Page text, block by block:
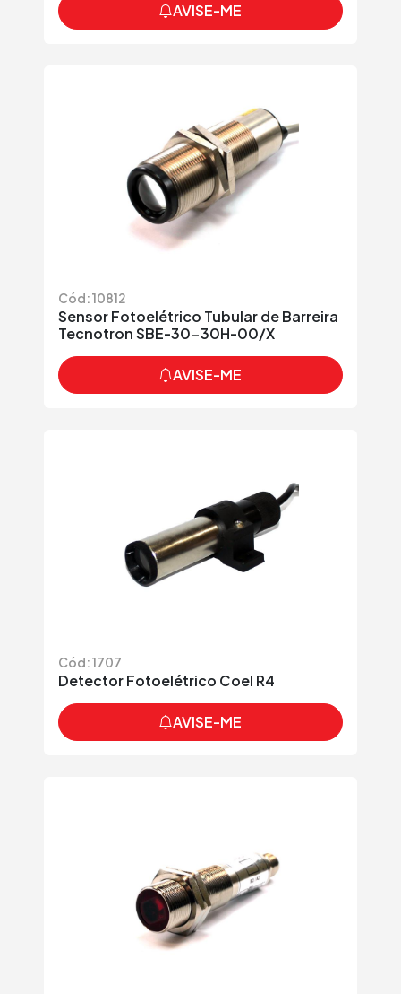
AVISE-ME
Cód: 10812
Sensor Fotoelétrico Tubular de Barreira
Tecnotron SBE-30-30H-00/X
AVISE-ME
Cód: 1707
Detector Fotoelétrico Coel R4
AVISE-ME